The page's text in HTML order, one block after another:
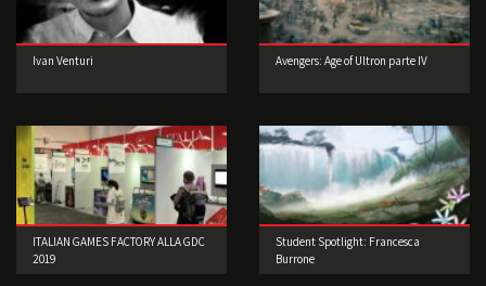
Ivan Venturi Avengers: Age of Ultron parte IV
ITALIAN GAMES FACTORY ALLA GDC
2019
Student Spotlight: Francesca
Burrone